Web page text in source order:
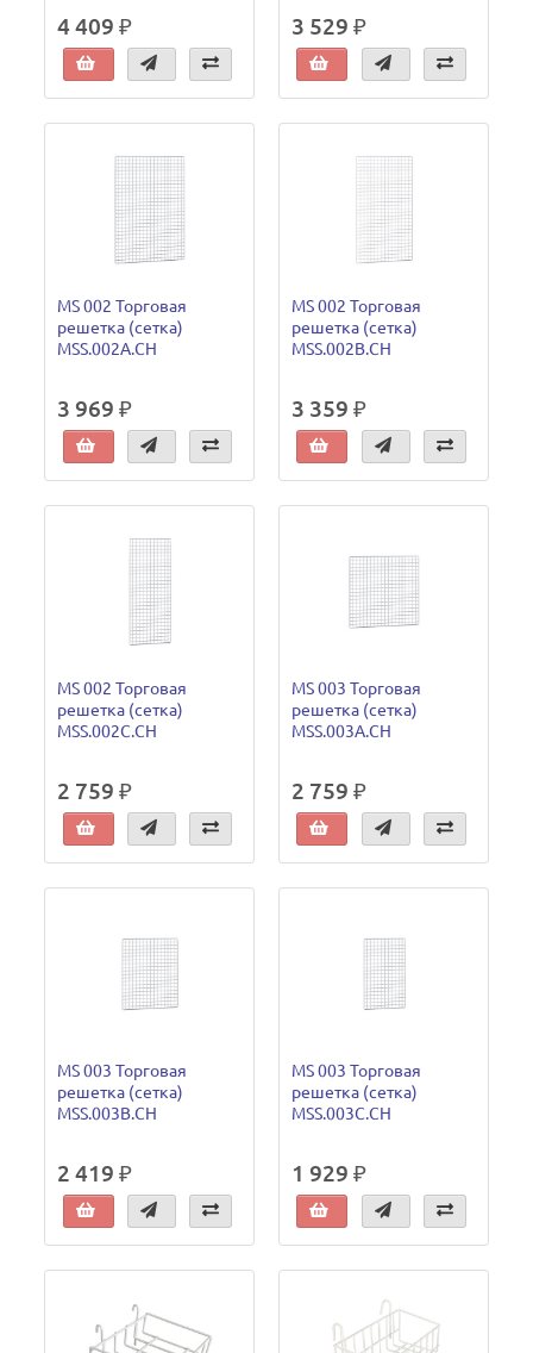
4 409 ₽ 3 529 ₽
MS 002 Торговая
решетка (сетка)
MSS.002A.CH
3 969 ₽
MS 002 Торговая
решетка (сетка)
MSS.002B.CH
3 359 ₽
MS 002 Торговая
решетка (сетка)
MSS.002C.CH
2 759 ₽
MS 003 Торговая
решетка (сетка)
MSS.003A.CH
2 759 ₽
MS 003 Торговая
решетка (сетка)
MSS.003B.CH
2 419 ₽
MS 003 Торговая
решетка (сетка)
MSS.003C.CH
1 929 ₽